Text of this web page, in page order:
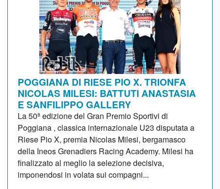
POGGIANA DI RIESE PIO X. TRIONFA
NICOLAS MILESI: BATTUTI ANASTASIA
E SANFILIPPO GALLERY
La 50ª edizione del Gran Premio Sportivi di
Poggiana , classica internazionale U23 disputata a
Riese Pio X, premia Nicolas Milesi, bergamasco
della Ineos Grenadiers Racing Academy. Milesi ha
finalizzato al meglio la selezione decisiva,
imponendosi in volata sui compagni...